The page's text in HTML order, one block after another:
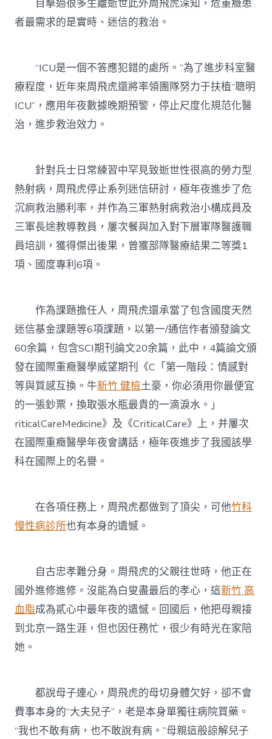
目擊過很多生離逝世此外周飛虎深知，危重癥患
者最需求的是實時、迷信的救治。
“ICU是一個不答應犯錯的處所。”為了進步科室醫
療程度，近年來周飛虎還將率領團隊努力于扶植“聰明
ICU”，應用年夜數據晚期預警，停止尺度化規范化醫
治，進步救治效力。
針對兵士日常練習中罕見致逝世性很高的勞力型
熱射病，周飛虎停止系列迷信研討，極年夜進步了危
沉痾救治勝利率，并作為三軍熱射病救治小構成員及
三軍長途教導教員，屢次餐與加入對下層軍隊醫護職
員培訓，獲得傑出後果，曾獲部隊醫療結果二等獎1
項、國度專利6項。
作為課題擔任人，周飛虎還承當了包含國度天然
迷信基金課題等6項課題，以第一/通信作者頒發論文
60余篇，包含SCI期刊論文20余篇，此中，4篇論文頒
發在國際重癥醫學威望期刊《C「第一階段：情感對
等與質感互換。牛新竹 健檢土豪，你必須用你最便宜
的一張鈔票，換取張水瓶最貴的一滴淚水。」
riticalCareMedicine》及《CriticalCare》上，并屢次
在國際重癥醫學年夜會講話，極年夜進步了我國該學
科在國際上的名譽。
在各項任務上，周飛虎都做到了頂尖，可他竹科
慢性病診所也有本身的遺憾。
自古忠孝難分身。周飛虎的父親往世時，他正在
國外進修進修。沒能為白叟盡最后的孝心，這新竹 高
血脂成為貳心中最年夜的遺憾。回國后，他把母親接
到北京一路生涯，但也因任務忙，很少有時光在家陪
她。
都說母子連心，周飛虎的母切身體欠好，卻不會
費事本身的“大夫兒子”，老是本身單獨往病院買藥。
“我也不敢有病，也不敢說有病。”母親這般諒解兒子